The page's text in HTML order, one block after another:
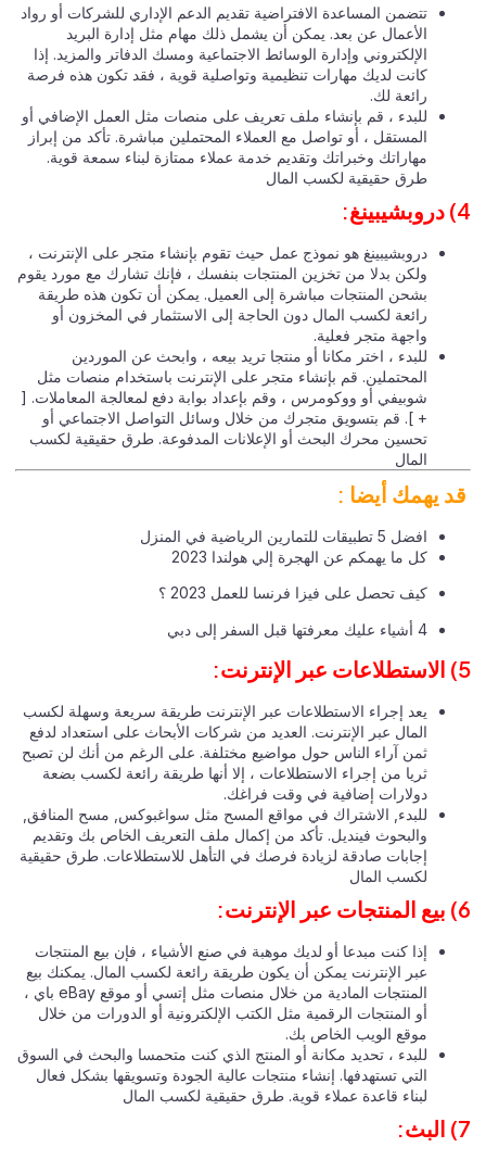
تتضمن المساعدة الافتراضية تقديم الدعم الإداري للشركات أو رواد
الأعمال عن بعد. يمكن أن يشمل ذلك مهام مثل إدارة البريد
الإلكتروني وإدارة الوسائط الاجتماعية ومسك الدفاتر والمزيد. إذا
كانت لديك مهارات تنظيمية وتواصلية قوية ، فقد تكون هذه فرصة
رائعة لك.
للبدء ، قم بإنشاء ملف تعريف على منصات مثل العمل الإضافي أو
المستقل ، أو تواصل مع العملاء المحتملين مباشرة. تأكد من إبراز
مهاراتك وخبراتك وتقديم خدمة عملاء ممتازة لبناء سمعة قوية.
طرق حقيقية لكسب المال
دروبشيبينغ هو نموذج عمل حيث تقوم بإنشاء متجر على الإنترنت ،
ولكن بدلا من تخزين المنتجات بنفسك ، فإنك تشارك مع مورد يقوم
بشحن المنتجات مباشرة إلى العميل. يمكن أن تكون هذه طريقة
رائعة لكسب المال دون الحاجة إلى الاستثمار في المخزون أو
واجهة متجر فعلية.
للبدء ، اختر مكانا أو منتجا تريد بيعه ، وابحث عن الموردين
المحتملين. قم بإنشاء متجر على الإنترنت باستخدام منصات مثل
شوبيفي أو ووكومرس ، وقم بإعداد بوابة دفع لمعالجة المعاملات. [
+ ]. قم بتسويق متجرك من خلال وسائل التواصل الاجتماعي أو
تحسين محرك البحث أو الإعلانات المدفوعة. طرق حقيقية لكسب
المال
يهمك أيضا :
افضل 5 تطبيقات للتمارين الرياضية في المنزل
كل ما يهمكم عن الهجرة إلي هولندا 2023
كيف تحصل على فيزا فرنسا للعمل 2023 ؟
يعد إجراء الاستطلاعات عبر الإنترنت طريقة سريعة وسهلة لكسب
المال عبر الإنترنت. العديد من شركات الأبحاث على استعداد لدفع
ثمن آراء الناس حول مواضيع مختلفة. على الرغم من أنك لن تصبح
ثريا من إجراء الاستطلاعات ، إلا أنها طريقة رائعة لكسب بضعة
دولارات إضافية في وقت فراغك.
للبدء, الاشتراك في مواقع المسح مثل سواغبوكس, مسح المنافق,
والبحوث فينديل. تأكد من إكمال ملف التعريف الخاص بك وتقديم
إجابات صادقة لزيادة فرصك في التأهل للاستطلاعات. طرق حقيقية
لكسب المال
إذا كنت مبدعا أو لديك موهبة في صنع الأشياء ، فإن بيع المنتجات
عبر الإنترنت يمكن أن يكون طريقة رائعة لكسب المال. يمكنك بيع
المنتجات المادية من خلال منصات مثل إتسي أو موقع eBay باي ،
أو المنتجات الرقمية مثل الكتب الإلكترونية أو الدورات من خلال
موقع الويب الخاص بك.
للبدء ، تحديد مكانة أو المنتج الذي كنت متحمسا والبحث في السوق
التي تستهدفها. إنشاء منتجات عالية الجودة وتسويقها بشكل فعال
لبناء قاعدة عملاء قوية. طرق حقيقية لكسب المال